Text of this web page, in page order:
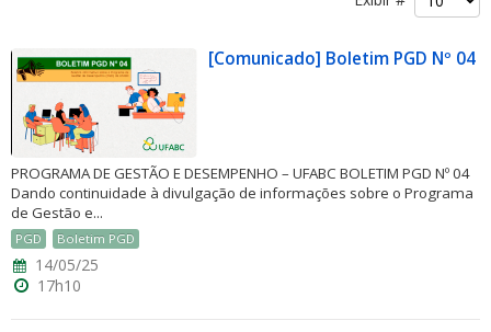
[Comunicado] Boletim PGD Nº 04
PROGRAMA DE GESTÃO E DESEMPENHO – UFABC BOLETIM PGD Nº 04
Dando continuidade à divulgação de informações sobre o Programa
de Gestão e...
PGD Boletim PGD
14/05/25
17h10